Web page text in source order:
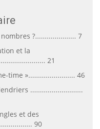
?..................... 7
et la
21
time »........................ 46
...........................
et des
90